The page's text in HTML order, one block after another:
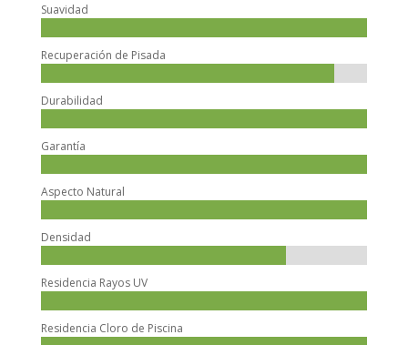
Suavidad
Recuperación de Pisada
Durabilidad
Garantía
Aspecto Natural
Densidad
Residencia Rayos UV
Residencia Cloro de Piscina